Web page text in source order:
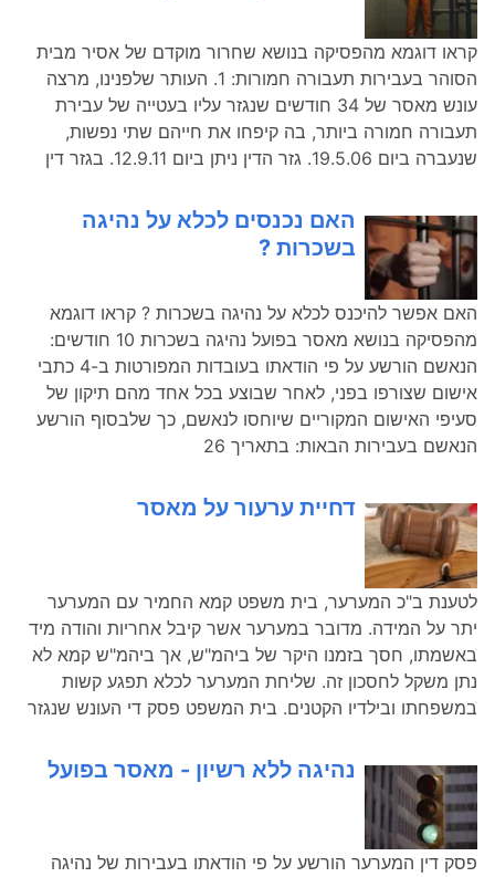
קראו דוגמא מהפסיקה בנושא שחרור מוקדם של אסיר מבית
הסוהר בעבירות תעבורה חמורות: 1. העותר שלפנינו, מרצה
עונש מאסר של 34 חודשים שנגזר עליו בעטייה של עבירת
תעבורה חמורה ביותר, בה קיפחו את חייהם שתי נפשות,
שנעברה ביום 19.5.06. גזר הדין ניתן ביום 12.9.11. בגזר דין
האם נכנסים לכלא על נהיגה
בשכרות ?
האם אפשר להיכנס לכלא על נהיגה בשכרות ? קראו דוגמא
מהפסיקה בנושא מאסר בפועל נהיגה בשכרות 10 חודשים:
הנאשם הורשע על פי הודאתו בעובדות המפורטות ב-4 כתבי
אישום שצורפו בפני, לאחר שבוצע בכל אחד מהם תיקון של
סעיפי האישום המקוריים שיוחסו לנאשם, כך שלבסוף הורשע
הנאשם בעבירות הבאות: בתאריך 26
דחיית ערעור על מאסר
לטענת ב"כ המערער, בית משפט קמא החמיר עם המערער
יתר על המידה. מדובר במערער אשר קיבל אחריות והודה מיד
באשמתו, חסך בזמנו היקר של ביהמ"ש, אך ביהמ"ש קמא לא
נתן משקל לחסכון זה. שליחת המערער לכלא תפגע קשות
במשפחתו ובילדיו הקטנים. בית המשפט פסק די העונש שנגזר
נהיגה ללא רשיון - מאסר בפועל
פסק דין המערער הורשע על פי הודאתו בעבירות של נהיגה